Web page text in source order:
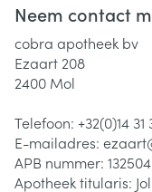
Neem contact
cobra apotheek bv
Ezaart 208
2400 Mol
Telefoon: +32(0)14 31
E-mailadres:
APB nummer: 132504
Apotheek titularis: